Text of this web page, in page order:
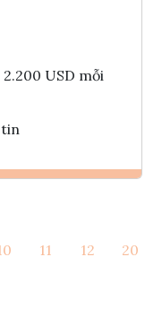
USD mỗi
Interlink 11 12 20